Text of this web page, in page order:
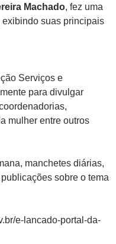
Machado, fez uma
suas principais
Serviços e
para divulgar
mulher entre outros
manchetes diárias,
sobre o tema
e-lancado-portal-da-